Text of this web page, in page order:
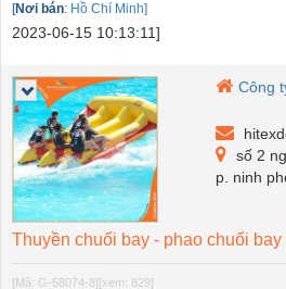
[Nơi bán: Hồ Chí Minh]
2023-06-15 10:13:11]
Công
số 2
p. ninh
Thuyền chuối bay - phao chuối
[Mã: G-58074-8] [xem: 829]